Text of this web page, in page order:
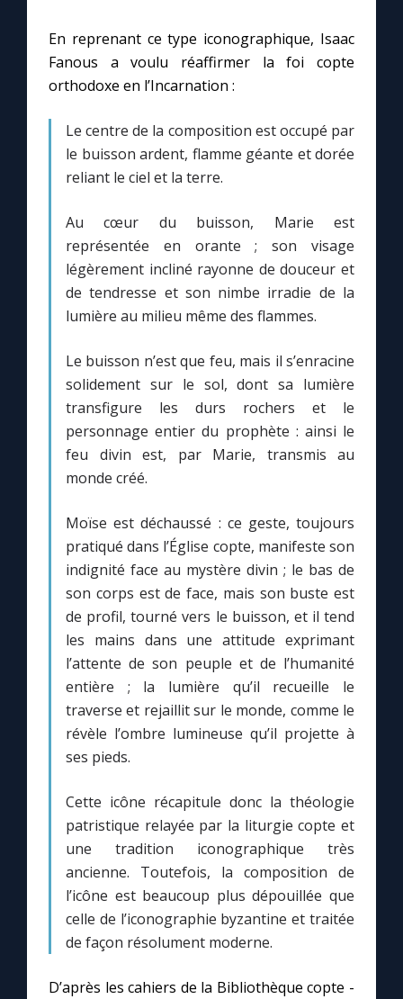
En reprenant ce type iconographique, Isaac
Fanous a voulu réaffirmer la foi copte
orthodoxe en l’Incarnation :
Le centre de la composition est occupé par
le buisson ardent, flamme géante et dorée
reliant le ciel et la terre.
Au cœur du buisson, Marie est
représentée en orante ; son visage
légèrement incliné rayonne de douceur et
de tendresse et son nimbe irradie de la
lumière au milieu même des flammes.
Le buisson n’est que feu, mais il s’enracine
solidement sur le sol, dont sa lumière
transfigure les durs rochers et le
personnage entier du prophète : ainsi le
feu divin est, par Marie, transmis au
monde créé.
Moïse est déchaussé : ce geste, toujours
pratiqué dans l’Église copte, manifeste son
indignité face au mystère divin ; le bas de
son corps est de face, mais son buste est
de profil, tourné vers le buisson, et il tend
les mains dans une attitude exprimant
l’attente de son peuple et de l’humanité
entière ; la lumière qu’il recueille le
traverse et rejaillit sur le monde, comme le
révèle l’ombre lumineuse qu’il projette à
ses pieds.
Cette icône récapitule donc la théologie
patristique relayée par la liturgie copte et
une tradition iconographique très
ancienne. Toutefois, la composition de
l’icône est beaucoup plus dépouillée que
celle de l’iconographie byzantine et traitée
de façon résolument moderne.
D’après les cahiers de la Bibliothèque copte -